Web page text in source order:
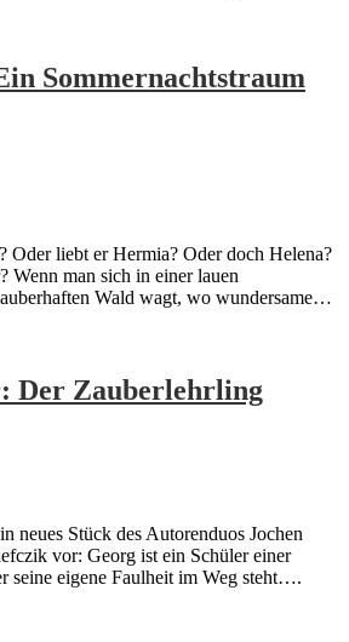
Sommernachtstraum
Oder liebt er Hermia? Oder doch Helena?
Wenn man sich in einer lauen
Wald wagt, wo wundersame…
Der Zauberlehrling
neues Stück des Autorenduos Jochen
vor: Georg ist ein Schüler einer
seine eigene Faulheit im Weg steht….